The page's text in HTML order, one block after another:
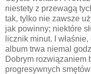
niestety z przewagą
tak, tylko nie zawsze
jak powinny; niektóre
licznik minut. I właśnie,
album trwa niemal
Dobrym rozwiązaniem
progresywnych